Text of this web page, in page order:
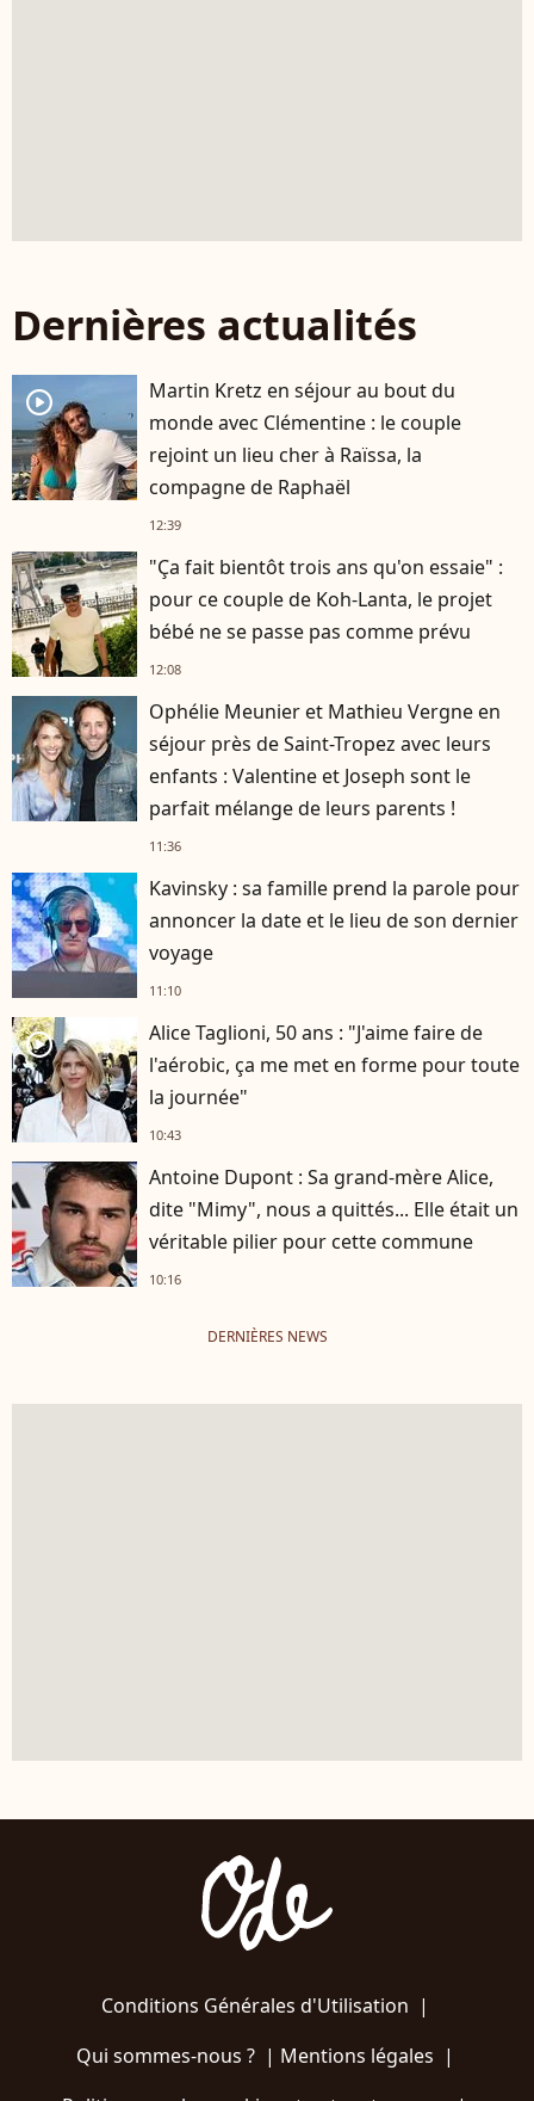
Dernières actualités
player2
Martin Kretz en séjour au bout du
monde avec Clémentine : le couple
rejoint un lieu cher à Raïssa, la
compagne de Raphaël
12:39
"Ça fait bientôt trois ans qu'on essaie" :
pour ce couple de Koh-Lanta, le projet
bébé ne se passe pas comme prévu
12:08
Ophélie Meunier et Mathieu Vergne en
séjour près de Saint-Tropez avec leurs
enfants : Valentine et Joseph sont le
parfait mélange de leurs parents !
11:36
Kavinsky : sa famille prend la parole pour
annoncer la date et le lieu de son dernier
voyage
11:10
player2
Alice Taglioni, 50 ans : "J'aime faire de
l'aérobic, ça me met en forme pour toute
la journée"
10:43
Antoine Dupont : Sa grand-mère Alice,
dite "Mimy", nous a quittés... Elle était un
véritable pilier pour cette commune
10:16
DERNIÈRES NEWS
Conditions Générales d'Utilisation |
Qui sommes-nous ?| Mentions légales |